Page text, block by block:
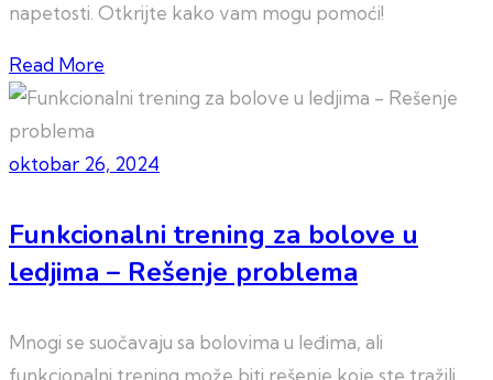
napetosti. Otkrijte kako vam mogu pomoći!
Read More
oktobar 26, 2024
Funkcionalni trening za bolove u
ledjima – Rešenje problema
Mnogi se suočavaju sa bolovima u leđima, ali
funkcionalni trening može biti rešenje koje ste tražili.